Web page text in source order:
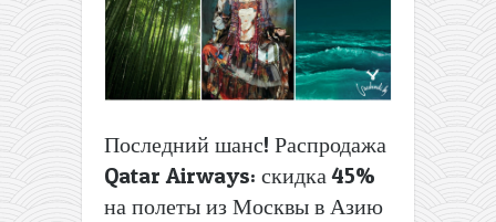
Последний шанс! Распродажа
Qatar Airways: скидка 45%
на полеты из Москвы в Азию